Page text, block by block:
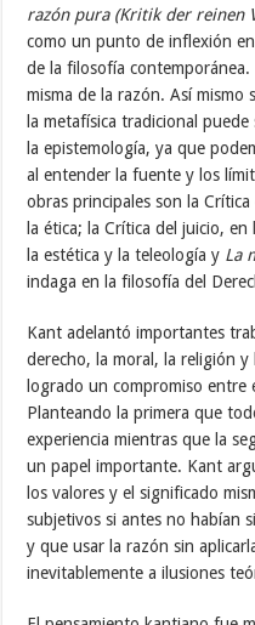
razón pura (Kritik der reinen
como un punto de inflexión
de la filosofía
misma de la razón. Así mismo
la metafísica tradicional
la epistemología, ya que
al entender la fuente y los
obras principales son la
la ética; la Crítica del juicio,
la estética y la teleología y La
indaga en la filosofía del
Kant adelantó importantes
derecho, la moral, la religión
logrado un compromiso entre
Planteando la primera que
experiencia mientras que la
un papel importante. Kant
los valores y el significado
subjetivos si antes no habían
y que usar la razón sin
inevitablemente a ilusiones